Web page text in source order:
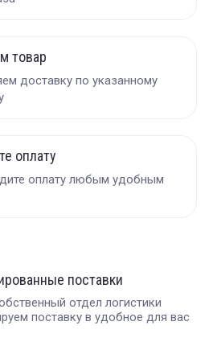
товар
доставку по указанному
оплату
оплату любым удобным
поставки
отдел логистики
поставку в удобное для вас